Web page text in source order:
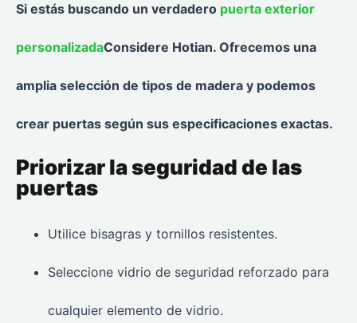
Si estás buscando un verdadero puerta exterior
personalizadaConsidere Hotian. Ofrecemos una
amplia selección de tipos de madera y podemos
crear puertas según sus especificaciones exactas.
Priorizar la seguridad de las
puertas
Utilice bisagras y tornillos resistentes.
Seleccione vidrio de seguridad reforzado para
cualquier elemento de vidrio.